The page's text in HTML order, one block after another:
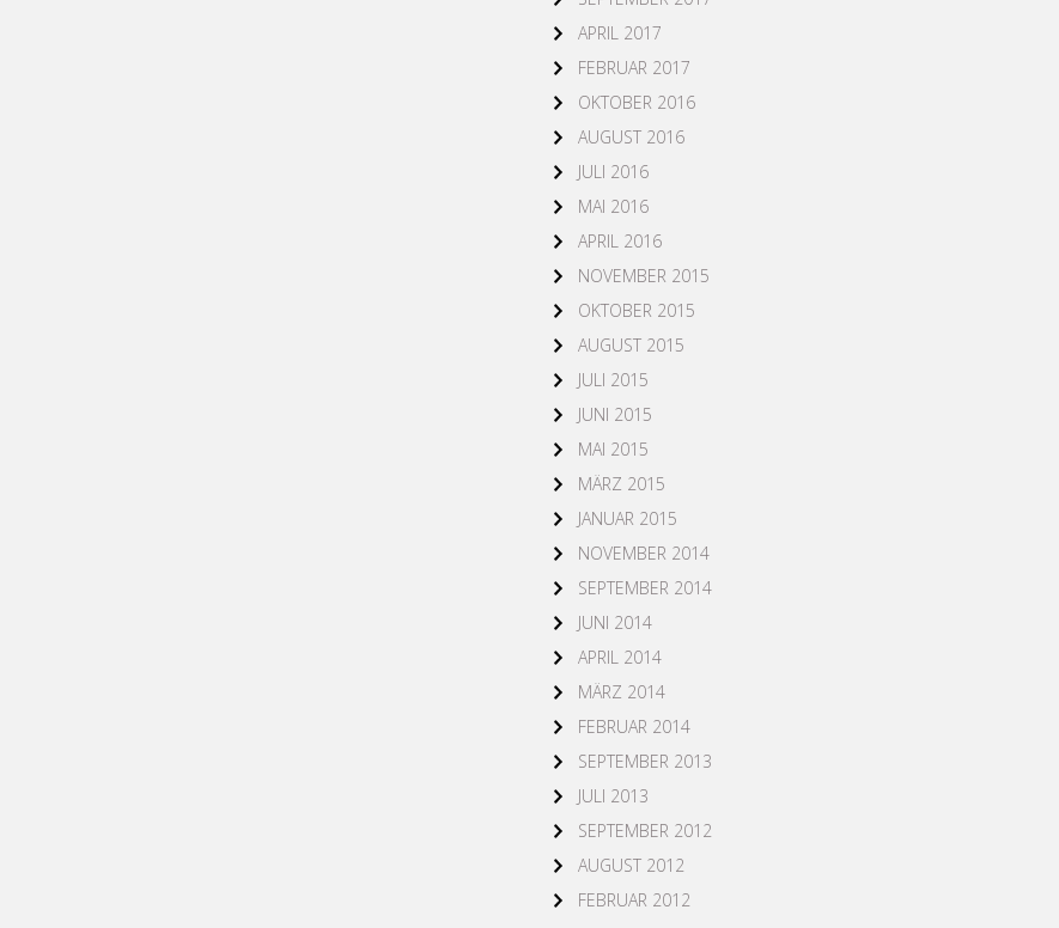
APRIL 2017
FEBRUAR 2017
OKTOBER 2016
AUGUST 2016
JULI 2016
MAI 2016
APRIL 2016
NOVEMBER 2015
OKTOBER 2015
AUGUST 2015
JULI 2015
JUNI 2015
MAI 2015
MÄRZ 2015
JANUAR 2015
NOVEMBER 2014
SEPTEMBER 2014
JUNI 2014
APRIL 2014
MÄRZ 2014
FEBRUAR 2014
SEPTEMBER 2013
JULI 2013
SEPTEMBER 2012
AUGUST 2012
FEBRUAR 2012